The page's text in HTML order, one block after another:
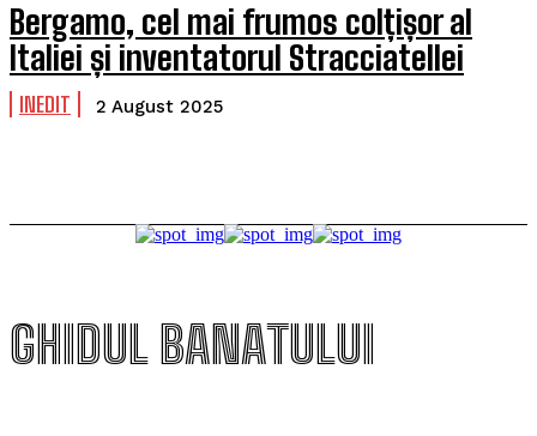
Bergamo, cel mai frumos colțișor al
Italiei și inventatorul Stracciatellei
INEDIT 2 August 2025
GHIDUL BANATULUI